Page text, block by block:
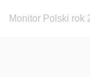
Monitor Polski rok